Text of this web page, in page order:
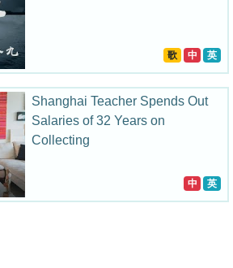
歌 中 英
Shanghai Teacher Spends Out
Salaries of 32 Years on
Collecting
中 英